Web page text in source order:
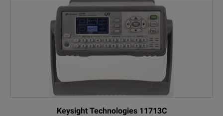
Keysight Technologies 11713C